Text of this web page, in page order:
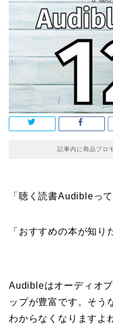
記事内に商品プロ
「聴く読書Audibleっ
「おすすめの本が知り
Audibleはオーディオ
ップが豊富です。そう
わからなくなりますよ